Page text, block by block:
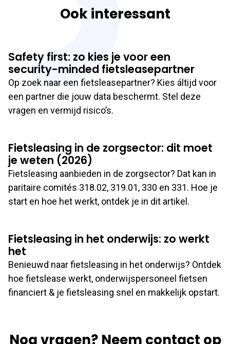
Ook interessant
Safety first: zo kies je voor een
security-minded fietsleasepartner
Op zoek naar een fietsleasepartner? Kies áltijd voor
een partner die jouw data beschermt. Stel deze
vragen en vermijd risico’s.
Fietsleasing in de zorgsector: dit moet
je weten (2026)
Fietsleasing aanbieden in de zorgsector? Dat kan in
paritaire comités 318.02, 319.01, 330 en 331. Hoe je
start en hoe het werkt, ontdek je in dit artikel.
Fietsleasing in het onderwijs: zo werkt
het
Benieuwd naar fietsleasing in het onderwijs? Ontdek
hoe fietslease werkt, onderwijspersoneel fietsen
financiert & je fietsleasing snel en makkelijk opstart.
Nog vragen? Neem contact op